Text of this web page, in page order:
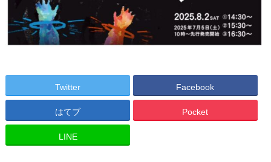
Twitter Facebook
はてブ Pocket
LINE